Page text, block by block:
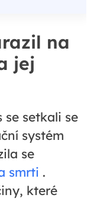
na
jej
se setkali se
systém
se
smrti .
které